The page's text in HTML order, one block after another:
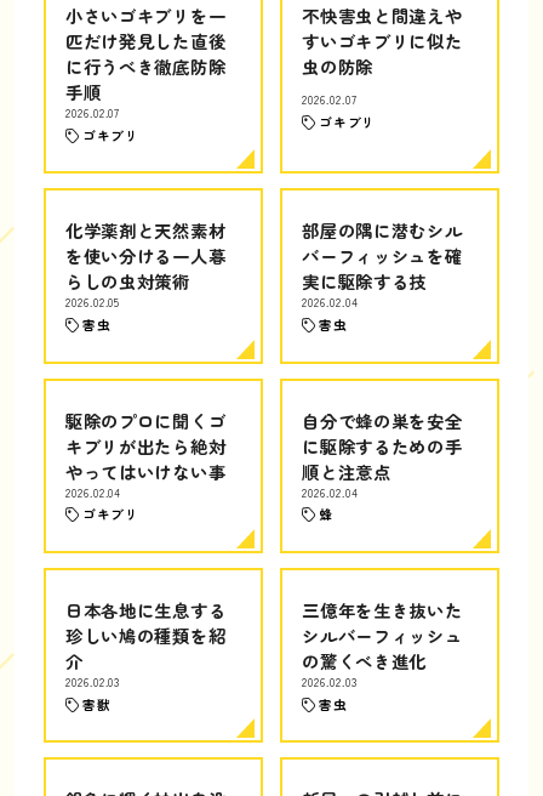
小さいゴキブリを一
匹だけ発見した直後
に行うべき徹底防除
手順
2026.02.07
ゴキブリ
不快害虫と間違えや
すいゴキブリに似た
虫の防除
2026.02.07
ゴキブリ
化学薬剤と天然素材
を使い分ける一人暮
らしの虫対策術
2026.02.05
害虫
部屋の隅に潜むシル
バーフィッシュを確
実に駆除する技
2026.02.04
害虫
駆除のプロに聞くゴ
キブリが出たら絶対
やってはいけない事
2026.02.04
ゴキブリ
自分で蜂の巣を安全
に駆除するための手
順と注意点
2026.02.04
蜂
日本各地に生息する
珍しい鳩の種類を紹
介
2026.02.03
害獣
三億年を生き抜いた
シルバーフィッシュ
の驚くべき進化
2026.02.03
害虫